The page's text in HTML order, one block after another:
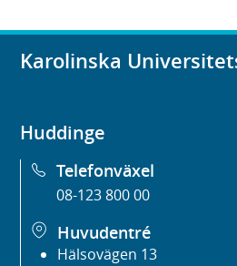
Karolinska
Huddinge
Telefonväxel
08-123 800 00
Huvudentré
Hälsovägen 13